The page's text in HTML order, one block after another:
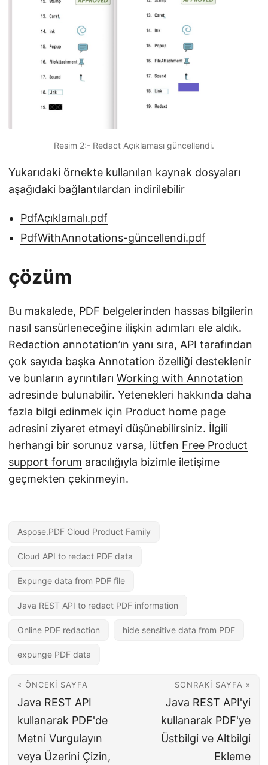
Resim 2:- Redact Açıklaması güncellendi.
Yukarıdaki örnekte kullanılan kaynak dosyaları
aşağıdaki bağlantılardan indirilebilir
PdfAçıklamalı.pdf
PdfWithAnnotations-güncellendi.pdf
çözüm
Bu makalede, PDF belgelerinden hassas bilgilerin
nasıl sansürleneceğine ilişkin adımları ele aldık.
Redaction annotation’ın yanı sıra, API tarafından
çok sayıda başka Annotation özelliği desteklenir
ve bunların ayrıntıları Working with Annotation
adresinde bulunabilir. Yetenekleri hakkında daha
fazla bilgi edinmek için Product home page
adresini ziyaret etmeyi düşünebilirsiniz. İlgili
herhangi bir sorunuz varsa, lütfen Free Product
support forum aracılığıyla bizimle iletişime
geçmekten çekinmeyin.
Aspose.PDF Cloud Product Family
Cloud API to redact PDF data
Expunge data from PDF file
Java REST API to redact PDF information
Online PDF redaction hide sensitive data from PDF
expunge PDF data
« ÖNCEKI SAYFA
Java REST API
kullanarak PDF'de
Metni Vurgulayın
veya Üzerini Çizin,
SONRAKI SAYFA »
Java REST API'yi
kullanarak PDF'ye
Üstbilgi ve Altbilgi
Ekleme